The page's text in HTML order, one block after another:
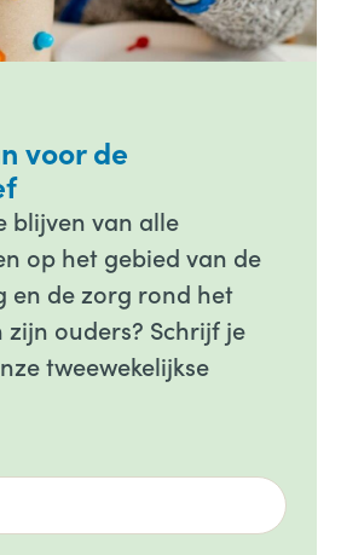
voor de
blijven van alle
op het gebied van de
en de zorg rond het
zijn ouders? Schrijf je
tweewekelijkse